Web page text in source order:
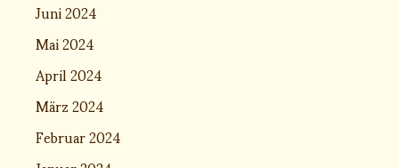
Juni 2024
Mai 2024
April 2024
März 2024
Februar 2024